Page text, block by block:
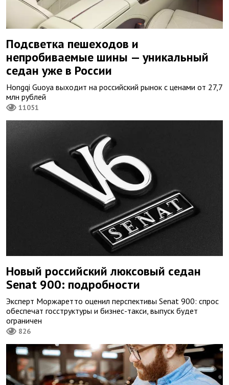
Подсветка пешеходов и
непробиваемые шины — уникальный
седан уже в России
Hongqi Guoya выходит на российский рынок с ценами от 27,7
млн рублей
11051
Новый российский люксовый седан
Senat 900: подробности
Эксперт Моржаретто оценил перспективы Senat 900: спрос
обеспечат госструктуры и бизнес-такси, выпуск будет
ограничен
826